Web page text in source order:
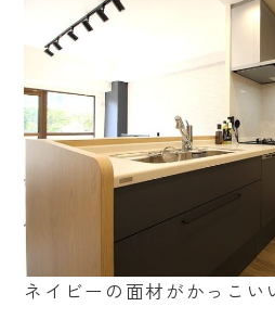
ネイビーの面材がかっこい